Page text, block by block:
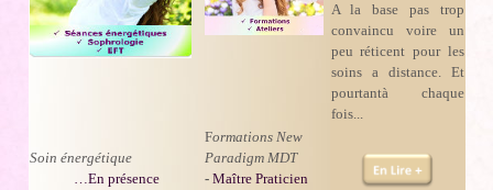
A la base pas trop
convaincu voire un
peu réticent pour les
soins a distance. Et
pourtantà chaque
fois...
Soin énergétique
…En présence
Formations New
Paradigm MDT
- Maître Praticien